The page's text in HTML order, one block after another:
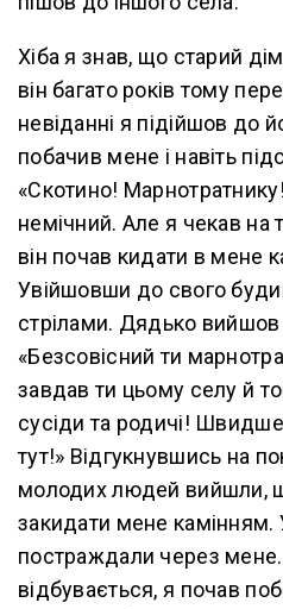
Хіба я знав, що старий
він багато років тому
невіданні я підійшов до
побачив мене і навіть
«Скотино!
немічний. Але я чекав на
він почав кидати в мене
Увійшовши до свого
стрілами. Дядько вийшов
«Безсовісний ти
завдав ти цьому селу й
сусіди та родичі!
тут!» Відгукнувшись на
молодих людей вийшли,
закидати мене камінням.
постраждали через
відбувається, я почав